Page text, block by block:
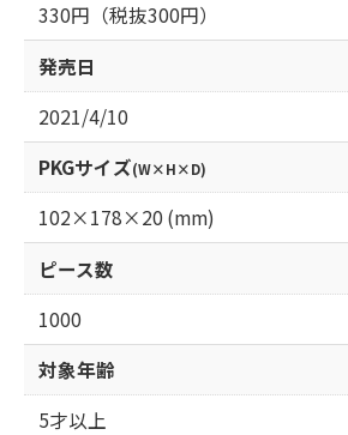
330円（税抜300円）
発売日
2021/4/10
PKGサイズ(W×H×D)
102×178×20 (mm)
ピース数
1000
対象年齢
5才以上